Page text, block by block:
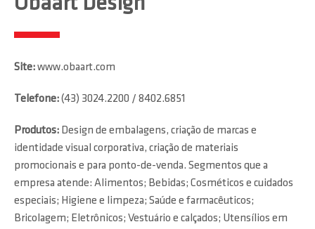
Site:www.obaart.com
Telefone:(43) 3024.2200 / 8402.6851
Produtos: Design de embalagens, criação de marcas e
identidade visual corporativa, criação de materiais
promocionais e para ponto-de-venda. Segmentos que a
empresa atende: Alimentos; Bebidas; Cosméticos e cuidados
especiais; Higiene e limpeza; Saúde e farmacêuticos;
Bricolagem; Eletrônicos; Vestuário e calçados; Utensílios em